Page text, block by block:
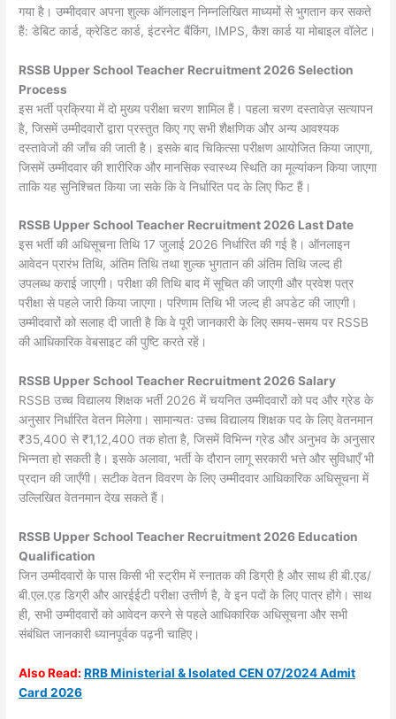
गया है। उम्मीदवार अपना शुल्क ऑनलाइन निम्नलिखित माध्यमों से भुगतान कर सकते
हैं: डेबिट कार्ड, क्रेडिट कार्ड, इंटरनेट बैंकिंग, IMPS, कैश कार्ड या मोबाइल वॉलेट।
RSSB Upper School Teacher Recruitment 2026 Selection
Process
इस भर्ती प्रक्रिया में दो मुख्य परीक्षा चरण शामिल हैं। पहला चरण दस्तावेज़ सत्यापन
है, जिसमें उम्मीदवारों द्वारा प्रस्तुत किए गए सभी शैक्षणिक और अन्य आवश्यक
दस्तावेजों की जाँच की जाती है। इसके बाद चिकित्सा परीक्षण आयोजित किया जाएगा,
जिसमें उम्मीदवार की शारीरिक और मानसिक स्वास्थ्य स्थिति का मूल्यांकन किया जाएगा
ताकि यह सुनिश्चित किया जा सके कि वे निर्धारित पद के लिए फिट हैं।
RSSB Upper School Teacher Recruitment 2026 Last Date
इस भर्ती की अधिसूचना तिथि 17 जुलाई 2026 निर्धारित की गई है। ऑनलाइन
आवेदन प्रारंभ तिथि, अंतिम तिथि तथा शुल्क भुगतान की अंतिम तिथि जल्द ही
उपलब्ध कराई जाएगी। परीक्षा की तिथि बाद में सूचित की जाएगी और प्रवेश पत्र
परीक्षा से पहले जारी किया जाएगा। परिणाम तिथि भी जल्द ही अपडेट की जाएगी।
उम्मीदवारों को सलाह दी जाती है कि वे पूरी जानकारी के लिए समय-समय पर RSSB
की आधिकारिक वेबसाइट की पुष्टि करते रहें।
RSSB Upper School Teacher Recruitment 2026 Salary
RSSB उच्च विद्यालय शिक्षक भर्ती 2026 में चयनित उम्मीदवारों को पद और ग्रेड के
अनुसार निर्धारित वेतन मिलेगा। सामान्यतः उच्च विद्यालय शिक्षक पद के लिए वेतनमान
₹35,400 से ₹1,12,400 तक होता है, जिसमें विभिन्न ग्रेड और अनुभव के अनुसार
भिन्नता हो सकती है। इसके अलावा, भर्ती के दौरान लागू सरकारी भत्ते और सुविधाएँ भी
प्रदान की जाएँगी। सटीक वेतन विवरण के लिए उम्मीदवार आधिकारिक अधिसूचना में
उल्लिखित वेतनमान देख सकते हैं।
RSSB Upper School Teacher Recruitment 2026 Education
Qualification
जिन उम्मीदवारों के पास किसी भी स्ट्रीम में स्नातक की डिग्री है और साथ ही बी.एड/
बी.एल.एड डिग्री और आरईईटी परीक्षा उत्तीर्ण है, वे इन पदों के लिए पात्र होंगे। साथ
ही, सभी उम्मीदवारों को आवेदन करने से पहले आधिकारिक अधिसूचना और सभी
संबंधित जानकारी ध्यानपूर्वक पढ़नी चाहिए।
AlsoRead:RRB Ministerial & Isolated CEN 07/2024 Admit
Card 2026